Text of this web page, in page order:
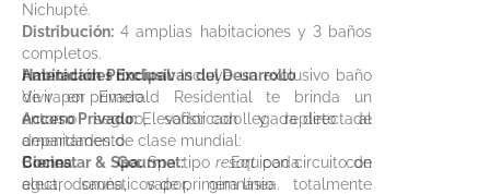
Nichupté.
Distribución: 4 amplias habitaciones y 3 baños
completos.
Habitación Principal:Incluye un exclusivo baño
de vapor privado.
Acceso Privado:Elevador con llegada directa al
departamento.
Cocina Gourmet:Equipada con
electrodomésticos de primera línea.
Amenidades Exclusivas del Desarrollo
Vivir en Emerald Residential te brinda un
entorno seguro, sofisticado y repleto de
amenidades de clase mundial:
Bienestar & Spa:Spa tipo resortcon circuito de
agua, sauna, vapor, gimnasio totalmente